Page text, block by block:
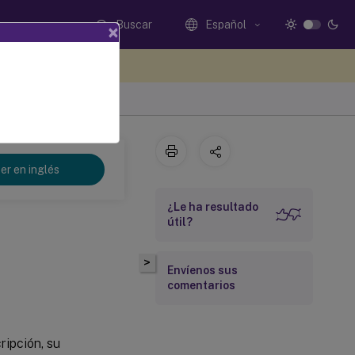
Buscar Español
en inglés
su
>
¿Le ha resultado
útil?
Envíenos sus
comentarios
×